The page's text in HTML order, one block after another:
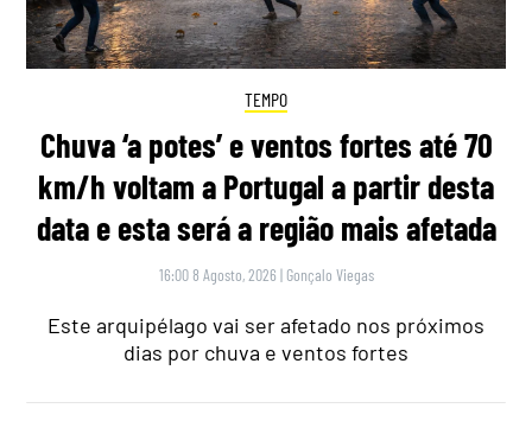
TEMPO
Chuva ‘a potes’ e ventos fortes até 70
km/h voltam a Portugal a partir desta
data e esta será a região mais afetada
16:00 8 Agosto, 2026 | Gonçalo Viegas
Este arquipélago vai ser afetado nos próximos
dias por chuva e ventos fortes